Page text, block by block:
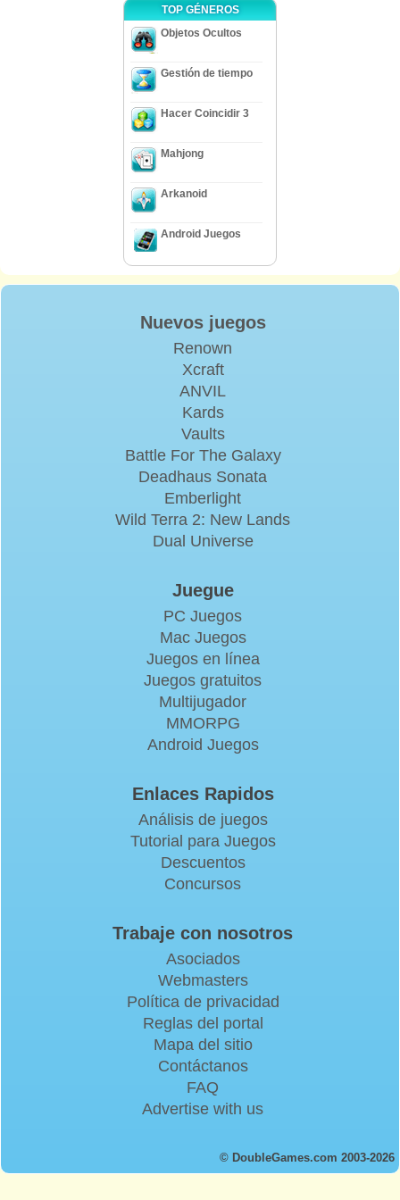
TOP GÉNEROS
Objetos Ocultos
Gestión de tiempo
Hacer Coincidir 3
Mahjong
Arkanoid
Android Juegos
Nuevos juegos
Renown
Xcraft
ANVIL
Kards
Vaults
Battle For The Galaxy
Deadhaus Sonata
Emberlight
Wild Terra 2: New Lands
Dual Universe
Juegue
PC Juegos
Mac Juegos
Juegos en línea
Juegos gratuitos
Multijugador
MMORPG
Android Juegos
Enlaces Rapidos
Análisis de juegos
Tutorial para Juegos
Descuentos
Concursos
Trabaje con nosotros
Asociados
Webmasters
Política de privacidad
Reglas del portal
Mapa del sitio
Contáctanos
FAQ
Advertise with us
© DoubleGames.com 2003-2026